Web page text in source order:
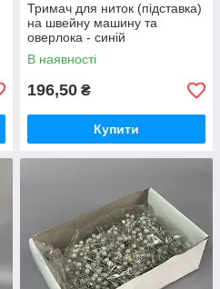
Тримач для ниток (підставка)
на швейну машину та
оверлока - синій
В наявності
196,50 ₴
Купити